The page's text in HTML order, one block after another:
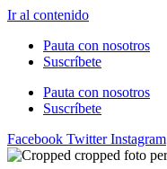
Ir al contenido
Pauta con nosotros
Suscríbete
Pauta con nosotros
Suscríbete
Facebook Twitter Instagram